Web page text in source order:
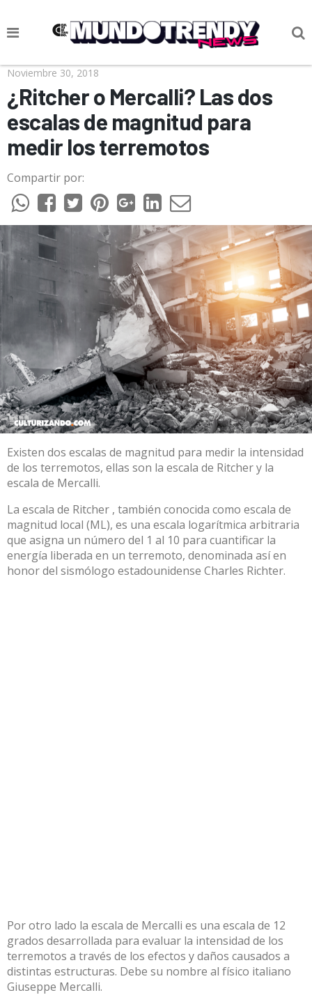
NOTICIAS
CULTURA POP
CIENCIA Y TECNOLOGÍA
VIDA
SOCIEDAD
CULTURIZANDO.COM
Noviembre 30, 2018
¿Ritcher o Mercalli? Las dos
escalas de magnitud para
medir los terremotos
Compartir por:
Existen dos escalas de magnitud para medir la intensidad
de los terremotos, ellas son la escala de Ritcher y la
escala de Mercalli.
La escala de Ritcher , también conocida como escala de
magnitud local (ML), es una escala logarítmica arbitraria
que asigna un número del 1 al 10 para cuantificar la
energía liberada en un terremoto, denominada así en
honor del sismólogo estadounidense Charles Richter.
Por otro lado la escala de Mercalli es una escala de 12
grados desarrollada para evaluar la intensidad de los
terremotos a través de los efectos y daños causados a
distintas estructuras. Debe su nombre al físico italiano
Giuseppe Mercalli.